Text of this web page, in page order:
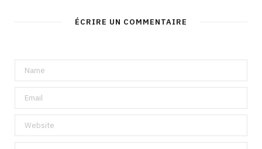
ÉCRIRE UN COMMENTAIRE